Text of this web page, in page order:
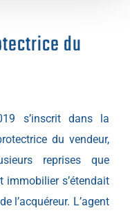
du
s’inscrit dans la
du vendeur,
reprises que
immobilier s’étendait
l’acquéreur. L’agent